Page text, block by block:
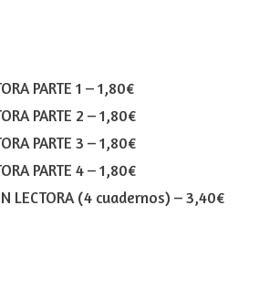
PARTE 1 –1,80€
PARTE 2 –1,80€
PARTE 3 –1,80€
PARTE 4–1,80€
LECTORA (4 cuadernos) –3,40€